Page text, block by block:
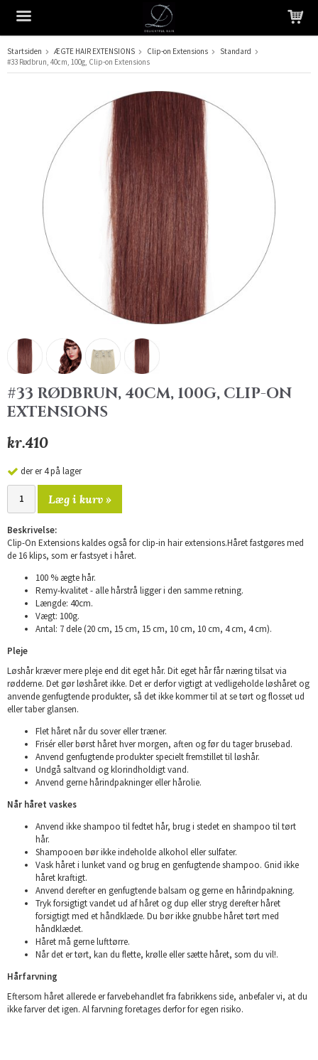
Produktet er blevet tilføjet til din indkøbskurv
Startsiden ÆGTE HAIR EXTENSIONS Clip-on Extensions
Standard
#33 Rødbrun, 40cm, 100g, Clip-on Extensions
#33 RØDBRUN, 40CM, 100G, CLIP-ON
EXTENSIONS
kr.410
der er 4 på lager
Læg i kurv »
Beskrivelse:
Clip-On Extensions kaldes også for clip-in hair extensions.Håret fastgøres med
de 16 klips, som er fastsyet i håret.
100 % ægte hår.
Remy-kvalitet - alle hårstrå ligger i den samme retning.
Længde: 40cm.
Vægt: 100g.
Antal: 7 dele (20 cm, 15 cm, 15 cm, 10 cm, 10 cm, 4 cm, 4 cm).
Pleje
Løshår kræver mere pleje end dit eget hår. Dit eget hår får næring tilsat via
rødderne. Det gør løshåret ikke. Det er derfor vigtigt at vedligeholde løshåret og
anvende genfugtende produkter, så det ikke kommer til at se tørt og flosset ud
eller taber glansen.
Flet håret når du sover eller træner.
Frisér eller børst håret hver morgen, aften og før du tager brusebad.
Anvend genfugtende produkter specielt fremstillet til løshår.
Undgå saltvand og klorindholdigt vand.
Anvend gerne hårindpakninger eller hårolie.
Når håret vaskes
Anvend ikke shampoo til fedtet hår, brug i stedet en shampoo til tørt
hår.
Shampooen bør ikke indeholde alkohol eller sulfater.
Vask håret i lunket vand og brug en genfugtende shampoo. Gnid ikke
håret kraftigt.
Anvend derefter en genfugtende balsam og gerne en hårindpakning.
Tryk forsigtigt vandet ud af håret og dup eller stryg derefter håret
forsigtigt med et håndklæde. Du bør ikke gnubbe håret tørt med
håndklædet.
Håret må gerne lufttørre.
Når det er tørt, kan du flette, krølle eller sætte håret, som du vil!.
Hårfarvning
Eftersom håret allerede er farvebehandlet fra fabrikkens side, anbefaler vi, at du
ikke farver det igen. Al farvning foretages derfor for egen risiko.